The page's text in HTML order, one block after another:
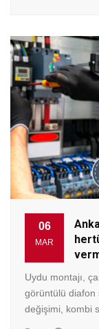
06
MAR
Uydu montajı,
görüntülü diafon
değişimi, kombi